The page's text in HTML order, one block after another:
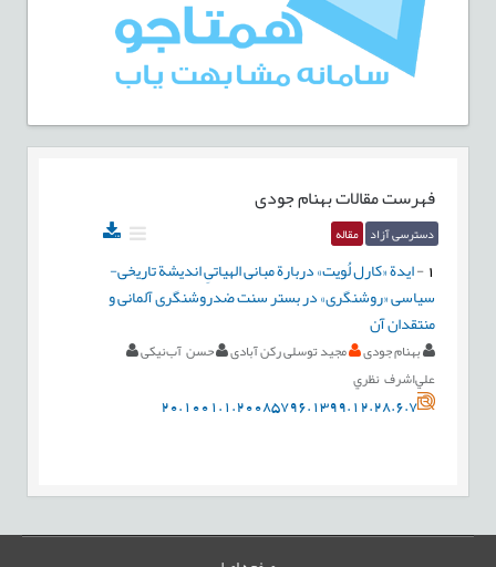
فهرست مقالاتبهنام جودی
دسترسی آزاد مقاله
-ایدة «کارل لُویت» دربارة مبانی الهیاتیِ اندیشة تاریخی-
سیاسی «روشنگری» در بستر سنت ضدروشنگری آلمانی و
منتقدان آن
بهنام جودی مجید توسلی رکن آبادی
حسن آب‌نیکی
علي‌اشرف نظري
20.1001.1.20085796.1399.12.28.6.7